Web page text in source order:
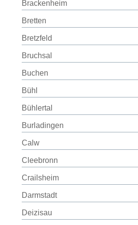
Brackenheim
Bretten
Bretzfeld
Bruchsal
Buchen
Bühl
Bühlertal
Burladingen
Calw
Cleebronn
Crailsheim
Darmstadt
Deizisau